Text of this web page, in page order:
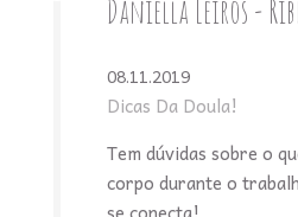
Daniella Leiros -
08.11.2019
Dicas Da Doula!
Tem dúvidas sobre o
corpo durante o